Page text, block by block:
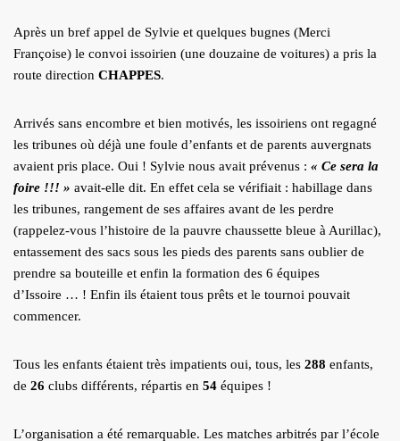
Après un bref appel de Sylvie et quelques bugnes (Merci
Françoise) le convoi issoirien (une douzaine de voitures) a pris la
route direction CHAPPES.
Arrivés sans encombre et bien motivés, les issoiriens ont regagné
les tribunes où déjà une foule d’enfants et de parents auvergnats
avaient pris place. Oui ! Sylvie nous avait prévenus : « Ce sera la
foire !!! » avait-elle dit. En effet cela se vérifiait : habillage dans
les tribunes, rangement de ses affaires avant de les perdre
(rappelez-vous l’histoire de la pauvre chaussette bleue à Aurillac),
entassement des sacs sous les pieds des parents sans oublier de
prendre sa bouteille et enfin la formation des 6 équipes
d’Issoire … ! Enfin ils étaient tous prêts et le tournoi pouvait
commencer.
Tous les enfants étaient très impatients oui, tous, les 288 enfants,
de 26 clubs différents, répartis en 54 équipes !
L’organisation a été remarquable. Les matches arbitrés par l’école